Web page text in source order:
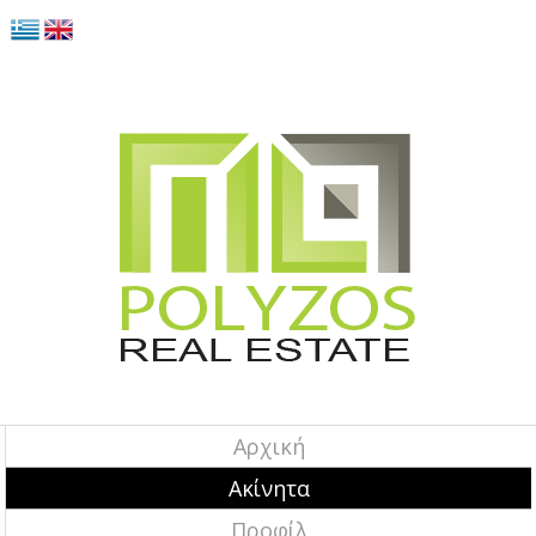
Αρχική
Ακίνητα
Προφίλ